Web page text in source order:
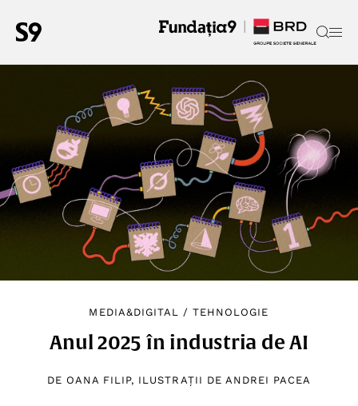
MEDIA&DIGITAL /TEHNOLOGIE
Anul 2025 în industria de AI
DE OANA FILIP, ILUSTRAȚII DE ANDREI PACEA